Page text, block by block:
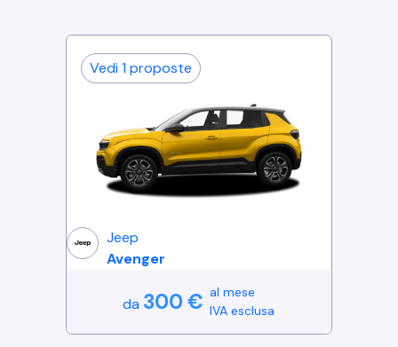
Vedi 1 proposte
Jeep
Avenger
da 300€ al mese
IVA esclusa